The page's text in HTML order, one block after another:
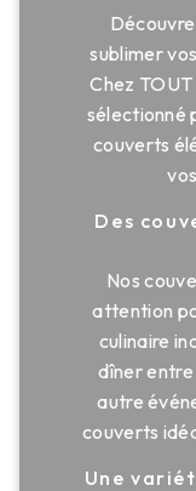
sublimer
Chez
sélectionné
couverts
Des
Nos
attention
culinaire
dîner
autre
couverts
Une